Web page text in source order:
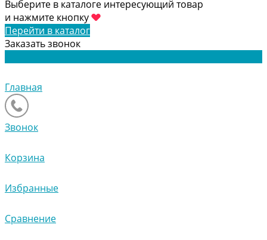
Выберите в каталоге интересующий товар
и нажмите кнопку
Перейти в каталог
Заказать звонок
Главная
Звонок
Корзина
Избранные
Сравнение